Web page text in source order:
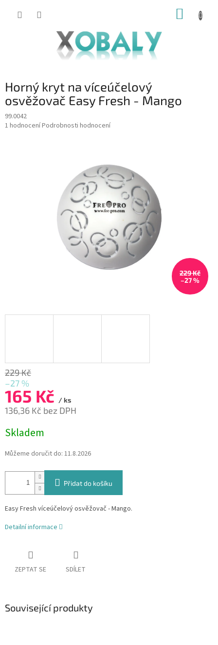
KOŠÍK
Horný kryt na víceúčelový
osvěžovač Easy Fresh - Mango
99.0042
Průměrné
1 hodnoceníPodrobnosti hodnocení
229 Kč
–27 %
229 Kč
–27 %
165 Kč / ks
136,36 Kč bez DPH
cena:
Skladem
Můžeme doručit do: 11.8.2026
Přidat do košíku
Easy Fresh víceúčelový osvěžovač - Mango.
Detailní informace
ZEPTAT SE SDÍLET
Související produkty